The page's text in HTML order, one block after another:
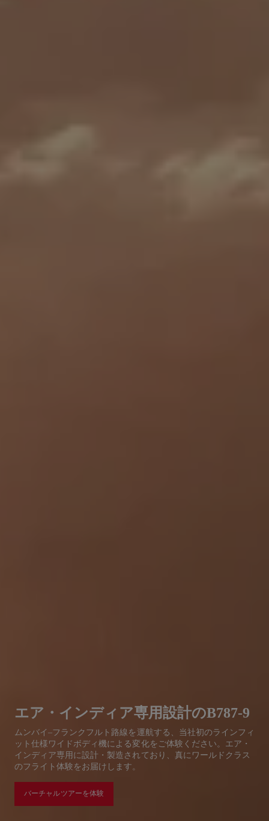
エア・インディア専用設計のB787-9
ムンバイ–フランクフルト路線を運航する、当社初のラインフィ
ット仕様ワイドボディ機による変化をご体験ください。エア・
インディア専用に設計・製造されており、真にワールドクラス
のフライト体験をお届けします。
バーチャルツアーを体験